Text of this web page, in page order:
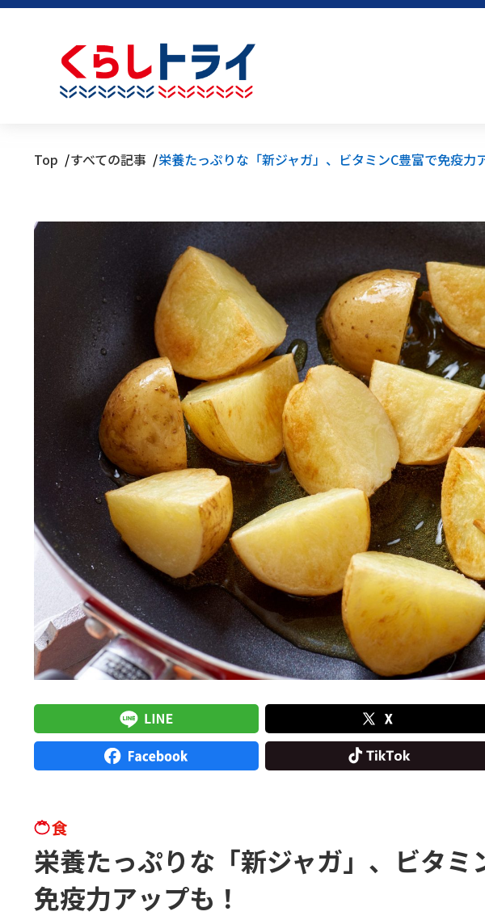
Top すべての記事 栄養たっぷりな「新ジャガ」、ビタミンC豊富で免疫力
食
栄養たっぷりな「新ジャガ」、ビタミ
免疫力アップも！